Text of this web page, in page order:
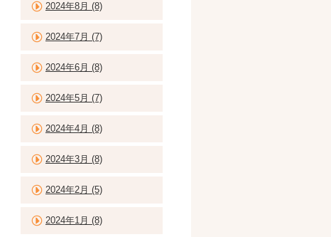
2024年8月 (8)
2024年7月 (7)
2024年6月 (8)
2024年5月 (7)
2024年4月 (8)
2024年3月 (8)
2024年2月 (5)
2024年1月 (8)